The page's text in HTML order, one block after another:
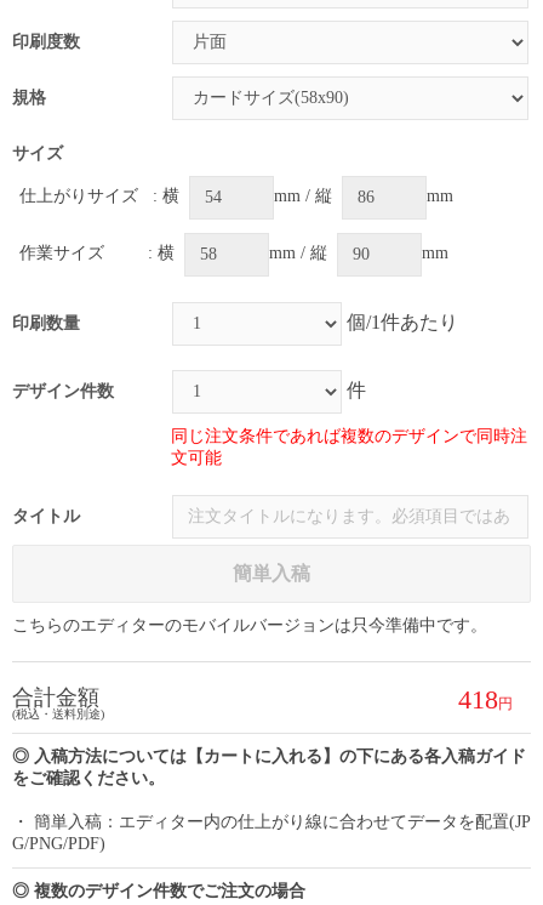
印刷度数
規格
サイズ
仕上がりサイズ : 横 mm / 縦 mm
作業サイズ : 横 mm / 縦 mm
印刷数量 個/1件あたり
デザイン件数 件
同じ注文条件であれば複数のデザインで同時注
文可能
タイトル
簡単入稿
こちらのエディターのモバイルバージョンは只今準備中です。
合計金額
(税込・送料別途) 418
◎ 入稿方法については【カートに入れる】の下にある各入稿ガイド
をご確認ください。
・ 簡単入稿：エディター内の仕上がり線に合わせてデータを配置(JP
G/PNG/PDF)
◎ 複数のデザイン件数でご注文の場合